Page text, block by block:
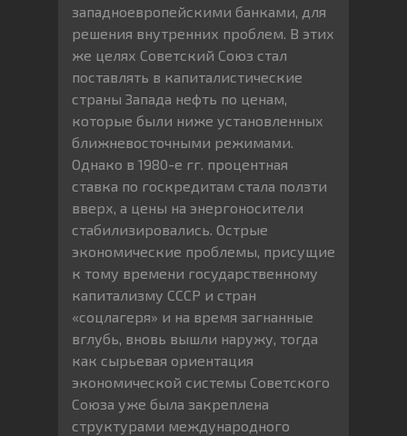
западноевропейскими банками, для
решения внутренних проблем. В этих
же целях Советский Союз стал
поставлять в капиталистические
страны Запада нефть по ценам,
которые были ниже установленных
ближневосточными режимами.
Однако в 1980-е гг. процентная
ставка по госкредитам стала ползти
вверх, а цены на энергоносители
стабилизировались. Острые
экономические проблемы, присущие
к тому времени государственному
капитализму СССР и стран
«соцлагеря» и на время загнанные
вглубь, вновь вышли наружу, тогда
как сырьевая ориентация
экономической системы Советского
Союза уже была закреплена
структурами международного